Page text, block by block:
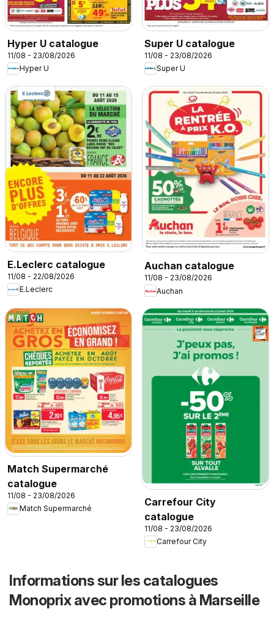
Hyper U catalogue
11/08 - 23/08/2026
Hyper U
Super U catalogue
11/08 - 23/08/2026
Super U
E.Leclerc catalogue
11/08 - 22/08/2026
E.Leclerc
Auchan catalogue
11/08 - 23/08/2026
Auchan
Match Supermarché
catalogue
11/08 - 23/08/2026
Match Supermarché
Carrefour City
catalogue
11/08 - 23/08/2026
Carrefour City
Informations sur les catalogues
Monoprix avec promotions à Marseille